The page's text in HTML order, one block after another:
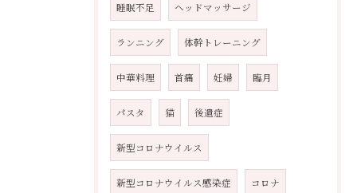
睡眠不足 ヘッドマッサージ
ランニング 体幹トレーニング
中華料理 首痛 妊婦 臨月
パスタ 猫 後遺症
新型コロナウイルス
新型コロナウイルス感染症 コロナ